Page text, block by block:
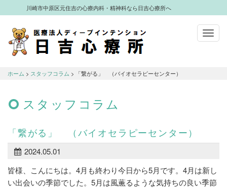
川崎市中原区元住吉の心療内科・精神科なら日吉心療所へ
なら日吉心療所へ
ホーム > スタッフコラム > 「繋がる」 （バイオセラピーセンター）
スタッフコラム
「繋がる」 （バイオセラピーセンター）
2024.05.01
皆様、こんにちは。4月も終わり今日から5月です。4月は新し
い出会いの季節でした。5月は風薫るような気持ちの良い季節